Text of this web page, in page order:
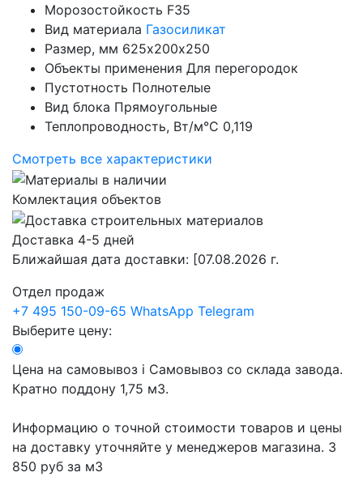
Морозостойкость F35
Вид материала Газосиликат
Размер, мм 625х200х250
Объекты применения Для перегородок
Пустотность Полнотелые
Вид блока Прямоугольные
Теплопроводность, Вт/м°С 0,119
Смотреть все характеристики
Комлектация объектов
Доставка 4-5 дней
Ближайшая дата доставки: [07.08.2026 г.
Отдел продаж
+7 495 150-09-65 WhatsApp Telegram
Выберите цену:
Цена на самовывоз i Самовывоз со склада завода.
Кратно поддону 1,75 м3.
Информацию о точной стоимости товаров и цены
на доставку уточняйте у менеджеров магазина. 3
850 руб за м3